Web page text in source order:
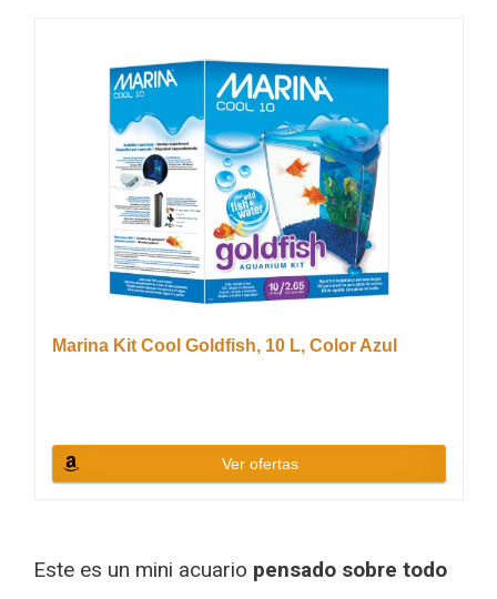
Marina Kit Cool Goldfish, 10 L, Color Azul
Ver ofertas
Este es un mini acuario pensado sobre todo